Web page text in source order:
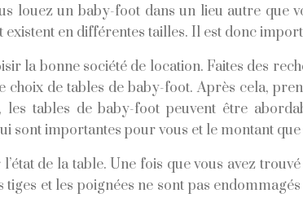
louez un baby-foot dans un lieu autre que
en différentes tailles. Il est donc
la bonne société de location. Faites des
de tables de baby-foot. Après cela,
tables de baby-foot peuvent être
sont importantes pour vous et le montant
de la table. Une fois que vous avez
et les poignées ne sont pas